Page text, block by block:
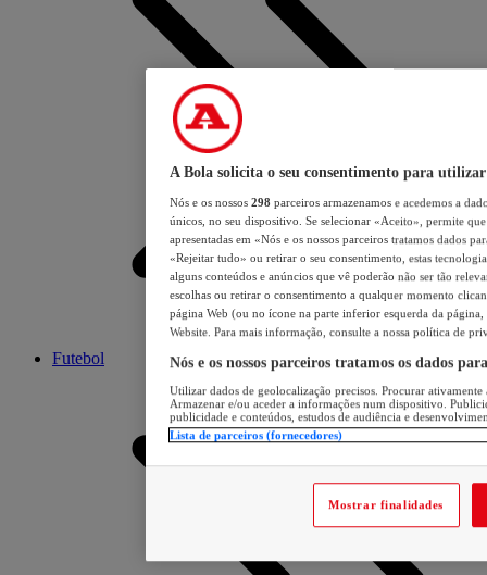
Futebol
A Bola solicita o seu consentimento para utilizar
Nós e os nossos 298 parceiros armazenamos e acedemos a
únicos, no seu dispositivo. Se selecionar «Aceito», permite
apresentadas em «Nós e os nossos parceiros tratamos dados
«Rejeitar tudo» ou retirar o seu consentimento, estas
alguns conteúdos e anúncios que vê poderão não ser tão
escolhas ou retirar o consentimento a qualquer momento
página Web (ou no ícone na parte inferior esquerda da página,
Website. Para mais informação, consulte a nossa política de
Nós e os nossos parceiros tratamos os dados
Utilizar dados de geolocalização precisos. Procurar
Armazenar e/ou aceder a informações num dispositivo.
publicidade e conteúdos, estudos de audiência e
Lista de parceiros (fornecedores)
Mostrar finalidades